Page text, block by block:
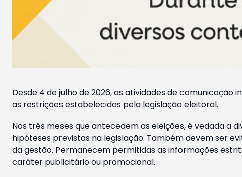
Desde 4 de julho de 2026, as atividades de
as restrições estabelecidas pela legislação eleitoral.
Nos três meses que antecedem as eleições, é vedada a
hipóteses previstas na legislação. Também devem ser
da gestão. Permanecem permitidas as informações
caráter publicitário ou promocional.